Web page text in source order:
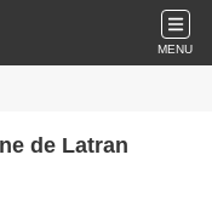
MENU
de Latran